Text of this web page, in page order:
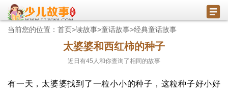
当前您的位置： 首页>读故事>童话故事>经典童话故事
太婆婆和西红柿的种子
近日有45 人和你查询了相同的故事
有一天，太婆婆找到了一粒小小的种子，这粒种子好小好